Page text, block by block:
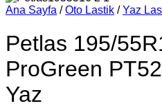
Ana Sayfa / Oto Lastik / Yaz
Petlas 195/
ProGreen
Yaz